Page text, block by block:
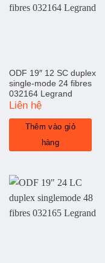
ODF 19″ 12 SC duplex
single-mode 24 fibres
032164 Legrand
Liên hệ
Thêm vào giỏ
hàng